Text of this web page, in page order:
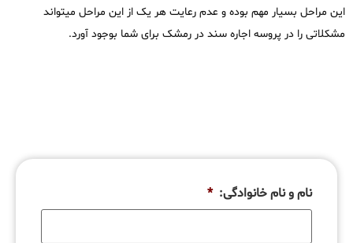
این مراحل بسیار مهم بوده و عدم رعایت هر یک از این مراحل میتواند
مشکلاتی را در پروسه اجاره سند در رمشک برای شما بوجود آورد.
نام و نام خانوادگی: *